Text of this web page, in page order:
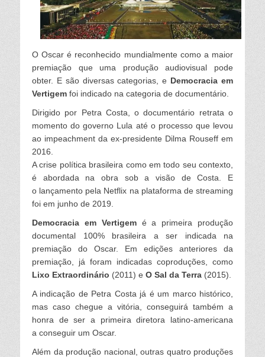
O Oscar é reconhecido mundialmente como a maior
premiação que uma produçãoaudiovisual pode
obter. E são diversas categorias, e Democracia em
Vertigem foi indicado na categoria de documentário.
Dirigido por Petra Costa, o documentário retrata o
momento do governo Lula até o processo que levou
ao impeachment da ex-presidente Dilma Rouseff em
2016.
A crise política brasileira como em todo seu contexto,
é abordada na obra sob a visão de Costa. E
o lançamento pela Netflix na plataforma de streaming
foi em junho de 2019.
Democracia em Vertigemé a primeira produção
documental 100% brasileira a ser indicada na
premiação do Oscar. Em edições anteriores da
premiação, já foram indicadas coproduções, como
Lixo Extraordinário (2011) e O Sal da Terra (2015).
A indicação de Petra Costa já é um marco histórico,
mas caso chegue a vitória, conseguirá também a
honra de ser a primeira diretora latino-americana
a conseguir um Oscar.
Além da produção nacional, outras quatro produções